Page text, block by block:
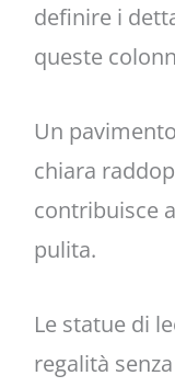
definire i
queste
Un
chiara
contribuisce
pulita.
Le statue di
regalità